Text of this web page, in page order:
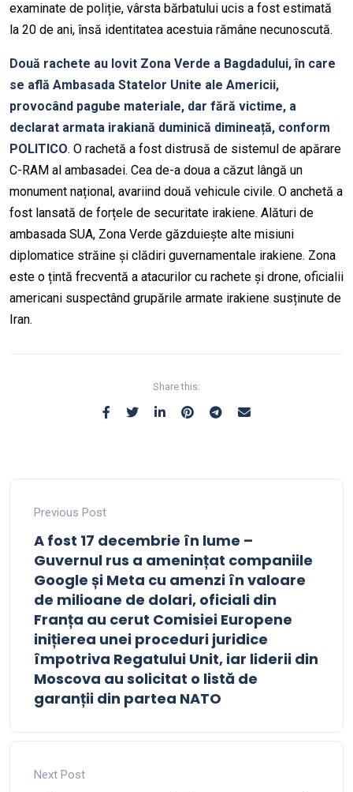
examinate de poliție, vârsta bărbatului ucis a fost estimată
la 20 de ani, însă identitatea acestuia rămâne necunoscută.
Două rachete au lovit Zona Verde a Bagdadului, în care
se află Ambasada Statelor Unite ale Americii,
provocând pagube materiale, dar fără victime, a
declarat armata irakiană duminică dimineață, conform
POLITICO. O rachetă a fost distrusă de sistemul de apărare
C-RAM al ambasadei. Cea de-a doua a căzut lângă un
monument național, avariind două vehicule civile. O anchetă a
fost lansată de forțele de securitate irakiene. Alături de
ambasada SUA, Zona Verde găzduiește alte misiuni
diplomatice străine și clădiri guvernamentale irakiene. Zona
este o țintă frecventă a atacurilor cu rachete și drone, oficialii
americani suspectând grupările armate irakiene susținute de
Iran.
Share this:
Previous Post
A fost 17 decembrie în lume –
Guvernul rus a amenințat companiile
Google și Meta cu amenzi în valoare
de milioane de dolari, oficiali din
Franța au cerut Comisiei Europene
inițierea unei proceduri juridice
împotriva Regatului Unit, iar liderii din
Moscova au solicitat o listă de
garanții din partea NATO
Next Post